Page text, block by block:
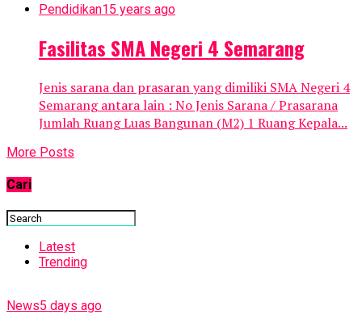
Pendidikan15 years ago
Fasilitas SMA Negeri 4 Semarang
Jenis sarana dan prasaran yang dimiliki SMA Negeri 4
Semarang antara lain : No Jenis Sarana / Prasarana
Jumlah Ruang Luas Bangunan (M2) 1 Ruang Kepala...
More Posts
Cari
Latest
Trending
News5 days ago